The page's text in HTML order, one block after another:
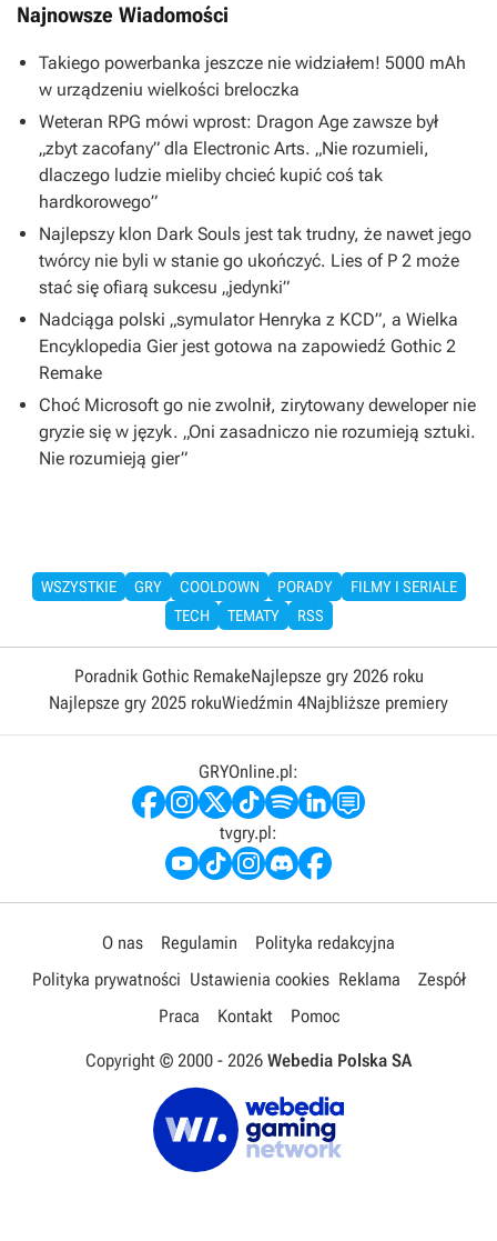
Najnowsze Wiadomości
Takiego powerbanka jeszcze nie widziałem! 5000 mAh
w urządzeniu wielkości breloczka
Weteran RPG mówi wprost: Dragon Age zawsze był
„zbyt zacofany” dla Electronic Arts. „Nie rozumieli,
dlaczego ludzie mieliby chcieć kupić coś tak
hardkorowego”
Najlepszy klon Dark Souls jest tak trudny, że nawet jego
twórcy nie byli w stanie go ukończyć. Lies of P 2 może
stać się ofiarą sukcesu „jedynki”
Nadciąga polski „symulator Henryka z KCD”, a Wielka
Encyklopedia Gier jest gotowa na zapowiedź Gothic 2
Remake
Choć Microsoft go nie zwolnił, zirytowany deweloper nie
gryzie się w język. „Oni zasadniczo nie rozumieją sztuki.
Nie rozumieją gier”
WSZYSTKIE GRY COOLDOWN PORADY
FILMY I SERIALE
TECH
TEMATY RSS
Poradnik Gothic RemakeNajlepsze gry 2026 roku
Najlepsze gry 2025 rokuWiedźmin 4Najbliższe premiery
GRYOnline.pl:
tvgry.pl:
O nas Regulamin
Polityka redakcyjna
Polityka prywatności Ustawienia cookies Reklama
Zespół
Praca
Kontakt Pomoc
Copyright © 2000 - 2026 Webedia Polska SA